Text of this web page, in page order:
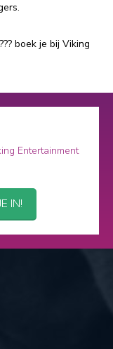
boek je bij Viking
Entertainment
IN!